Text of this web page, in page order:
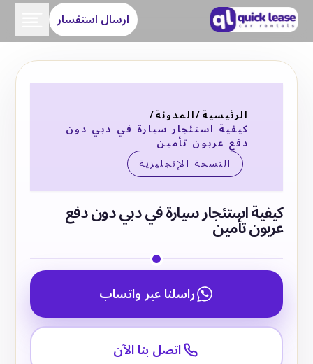
ارسال استفسار
الرئيسية/المدونة/
كيفية استئجار سيارة في دبي دون
دفع عربون تأمين
النسخة الإنجليزية
كيفية استئجار سيارة في دبي دون دفع
عربون تأمين
راسلنا عبر واتساب
اتصل بنا الآن